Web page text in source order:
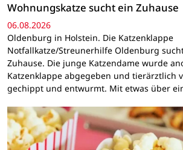
Wohnungskatze sucht ein Zuhause
06.08.2026
Oldenburg in Holstein. Die Katzenklappe
Notfallkatze/Streunerhilfe Oldenburg
Zuhause. Die junge Katzendame wurde
Katzenklappe abgegeben und tierärztlich
gechippt und entwurmt. Mit etwas über